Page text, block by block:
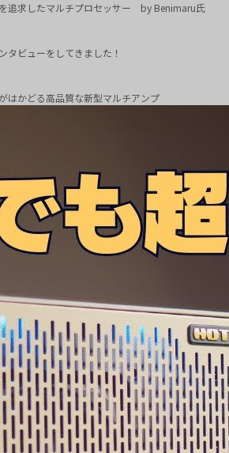
追求したマルチプロセッサー by Benimaru氏
タビューをしてきました！
はかどる高品質な新型マルチアンプ